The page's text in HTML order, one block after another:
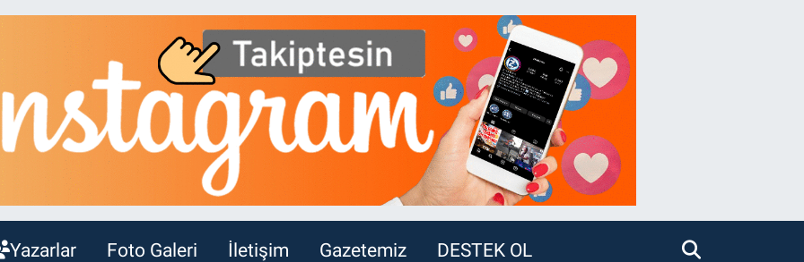
Yazarlar Foto Galeri İletişim Gazetemiz DESTEK OL